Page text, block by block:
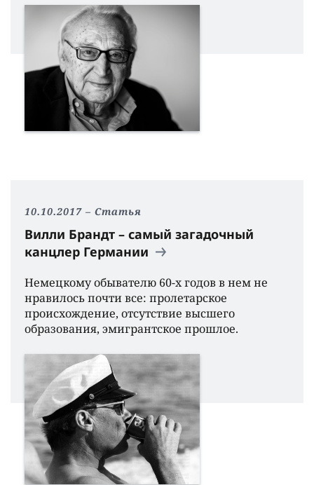
10.10.2017 Статья
Вилли Брандт – самый загадочный
канцлер Германии
Немецкому обывателю 60-х годов в нем не
нравилось почти все: пролетарское
происхождение, отсутствие высшего
образования, эмигрантское прошлое.